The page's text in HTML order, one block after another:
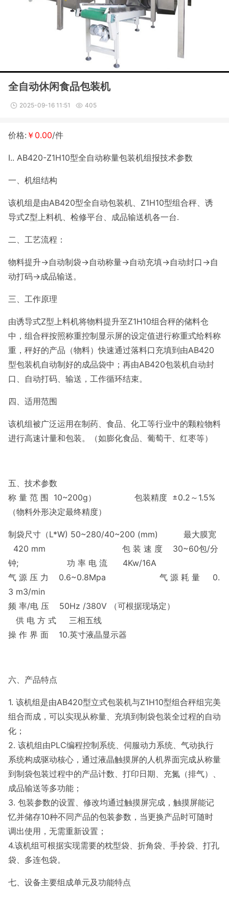
全自动休闲食品包装机
2025-09-16 11:51 405
价格: ￥0.00/件
I.. AB420-Z1H10型全自动称量包装机组报技术参数
一、机组结构
该机组是由AB420型全自动包装机、Z1H10型组合秤、诱
导式Z型上料机、检修平台、成品输送机各一台.
二、工艺流程：
物料提升→自动制袋→自动称量→自动充填→自动封口→自
动打码→成品输送。
三、工作原理
由诱导式Z型上料机将物料提升至Z1H10组合秤的储料仓
中，组合秤按照称重控制显示屏的设定值进行称重式给料称
重，秤好的产品（物料）快速通过落料口充填到由AB420
型包装机自动制好的成品袋中；再由AB420包装机自动封
口、自动打码、输送，工作循环结束。
四、适用范围
该机组被广泛运用在制药、食品、化工等行业中的颗粒物料
进行高速计量和包装。（如膨化食品、葡萄干、红枣等）
五、技术参数
称 量 范 围 10~200g） 包装精度 ±0.2～1.5%
（物料外形决定最终精度）
制袋尺寸（L*W) 50~280/40~200 (mm) 最大膜宽
420 mm 包 装 速 度 30~60包/分
钟; 功 率 电 流 4Kw/16A
气 源 压 力 0.6~0.8Mpa 气 源 耗 量 0.
3 m3/min
频 率/电 压 50Hz /380V （可根据现场定）
供 电 方 式 三相五线
操 作 界 面 10.英寸液晶显示器
六、产品特点
1. 该机组是由AB420型立式包装机与Z1H10型组合秤组完美
组合而成，可以实现从称量、充填到制袋包装全过程的自动
化；
2. 该机组由PLC编程控制系统、伺服动力系统、气动执行
系统构成驱动核心，通过液晶触摸屏的人机界面完成从称量
到制袋包装过程中的产品计数、打印日期、充氮（排气）、
成品输送等多功能；
3. 包装参数的设置、修改均通过触摸屏完成，触摸屏能记
忆并储存10种不同产品的包装参数，当更换产品时可随时
调出使用，无需重新设置；
4.该机组可根据实现需要的枕型袋、折角袋、手拎袋、打孔
袋、多连包袋。
七、设备主要组成单元及功能特点